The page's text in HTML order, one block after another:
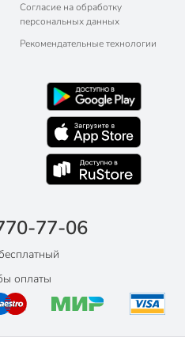
Согласие на обработку
персональных данных
Рекомендательные технологии
77-06
оплаты